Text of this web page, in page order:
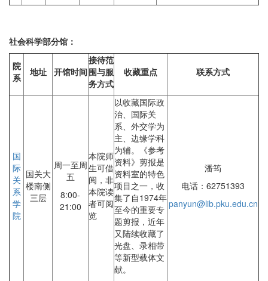
社会科学部分馆：
院
系
地址 开馆时间
接待范
围与服
务方式
收藏重点 联系方式
国
际
关
系
学
院
国关大
楼南侧
三层
周一至周
五
8:00-
21:00
本院师
生可借
阅，非
本院读
者可阅
览
以收藏国际政
治、国际关
系、外交学为
主、边缘学科
为辅。《参考
资料》剪报是
资料室的特色
项目之一，收
集了自1974年
至今的重要专
题剪报，近年
又陆续收藏了
光盘、录相带
等新型载体文
献。
潘筠
电话：62751393
panyun@lib.pku.edu.cn